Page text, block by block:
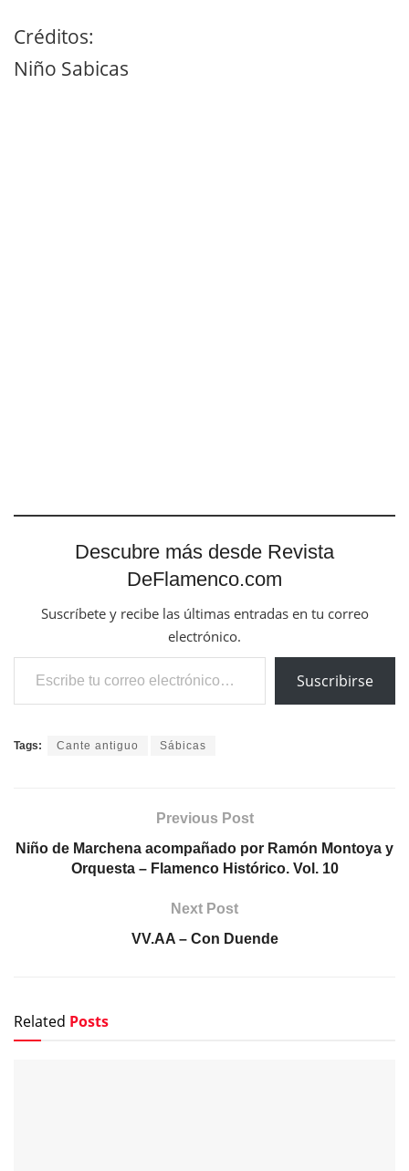
Créditos:
Niño Sabicas
Descubre más desde Revista
DeFlamenco.com
Suscríbete y recibe las últimas entradas en tu correo
electrónico.
Escribe tu correo electrónico…
Suscribirse
Tags: Cante antiguo Sábicas
Previous Post
Niño de Marchena acompañado por Ramón Montoya y
Orquesta – Flamenco Histórico. Vol. 10
Next Post
VV.AA – Con Duende
Related Posts